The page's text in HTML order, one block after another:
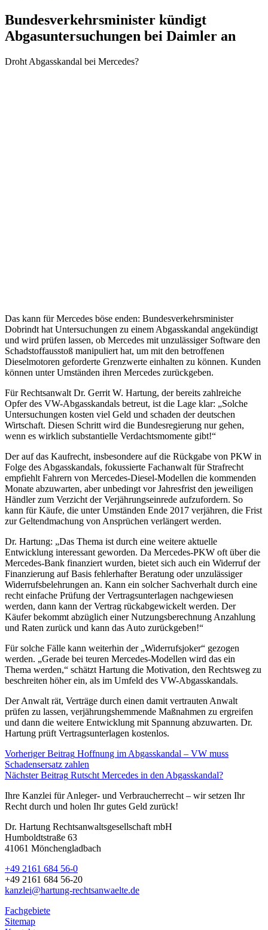
Bundesverkehrsminister kündigt
Abgasuntersuchungen bei Daimler an
Droht Abgasskandal bei Mercedes?
Das kann für Mercedes böse enden: Bundesverkehrsminister
Dobrindt hat Untersuchungen zu einem Abgasskandal angekündigt
und wird prüfen lassen, ob Mercedes mit unzulässiger Software den
Schadstoffausstoß manipuliert hat, um mit den betroffenen
Dieselmotoren geforderte Grenzwerte einhalten zu können. Kunden
können unter Umständen ihren Mercedes zurückgeben.
Für Rechtsanwalt Dr. Gerrit W. Hartung, der bereits zahlreiche
Opfer des VW-Abgasskandals betreut, ist die Lage klar: „Solche
Untersuchungen kosten viel Geld und schaden der deutschen
Wirtschaft. Diesen Schritt wird die Bundesregierung nur gehen,
wenn es wirklich substantielle Verdachtsmomente gibt!“
Der auf das Kaufrecht, insbesondere auf die Rückgabe von PKW in
Folge des Abgasskandals, fokussierte Fachanwalt für Strafrecht
empfiehlt Fahrern von Mercedes-Diesel-Modellen die kommenden
Monate abzuwarten, aber unbedingt vor Jahresfrist den jeweiligen
Händler zum Verzicht der Verjährungseinrede aufzufordern. So
kann für Käufe, die unter Umständen Ende 2017 verjähren, die Frist
zur Geltendmachung von Ansprüchen verlängert werden.
Dr. Hartung: „Das Thema ist durch eine weitere aktuelle
Entwicklung interessant geworden. Da Mercedes-PKW oft über die
Mercedes-Bank finanziert wurden, bietet sich auch ein Widerruf der
Finanzierung auf Basis fehlerhafter Beratung oder unzulässiger
Widerrufsbelehrungen an. Kann ein solcher Sachverhalt durch eine
recht einfache Prüfung der Vertragsunterlagen nachgewiesen
werden, dann kann der Vertrag rückabgewickelt werden. Der
Käufer bekommt abzüglich einer Nutzungsberechnung Anzahlung
und Raten zurück und kann das Auto zurückgeben!“
Für solche Fälle kann weiterhin der „Widerrufsjoker“ gezogen
werden. „Gerade bei teuren Mercedes-Modellen wird das ein
Thema werden,“ schätzt Hartung die Motivation, den Rechtsweg zu
beschreiten höher ein, als im Umfeld des VW-Abgasskandals.
Der Anwalt rät, Verträge durch einen damit vertrauten Anwalt
prüfen zu lassen, verjährungshemmende Maßnahmen zu ergreifen
und dann die weitere Entwicklung mit Spannung abzuwarten. Dr.
Hartung prüft Vertragsunterlagen kostenlos.
Vorheriger Beitrag Hoffnung im Abgasskandal – VW muss
Schadensersatz zahlen
Nächster Beitrag Rutscht Mercedes in den Abgasskandal?
Ihre Kanzlei für Anleger- und Verbraucherrecht – wir setzen Ihr
Recht durch und holen Ihr gutes Geld zurück!
Dr. Hartung Rechtsanwaltsgesellschaft mbH
Humboldtstraße 63
41061 Mönchengladbach
+49 2161 684 56-0
+49 2161 684 56-20
kanzlei@hartung-rechtsanwaelte.de
Fachgebiete
Sitemap